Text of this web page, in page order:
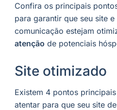
Confira os principais
para garantir que seu site
comunicação estejam
atenção de potenciais
Site otimizado
Existem 4 pontos
atentar para que seu site